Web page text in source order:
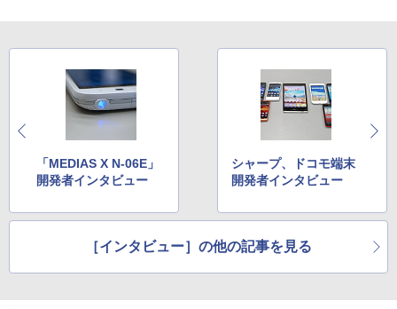
「MEDIAS X N-06E」
開発者インタビュー
シャープ、ドコモ端末
開発者インタビュー
［インタビュー］の他の記事を見る